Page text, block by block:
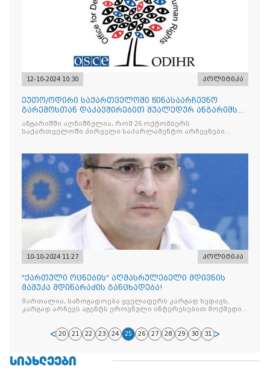
12-10-2024 10:30 პოლიტიკა
ეუთო/ოდირი საქართველოში წინასაარჩევნო
გარემოსთან დაკავშირებით შუალედურ ანგარიშს
აქვეყნებს
ანგარიშში აღნიშნულია, რომ 26 ოქტომბერს
საქართველოში პირველი საპარლამენტო არჩევნები
10-10-2024 11:27 პოლიტიკა
"ქართული ოცნების" აღმასრულებელი მდივნის
მამუკა მდინარაძის განცხადება!
მართალია, საზოგადოება ყველაფერს კარგად ხედავს,
კარგად არჩევს აგენტს ეროვნული ინტერესებით მოქმედი
20 21 22 23 24 25 26 27 28 29 30 31
ᲡᲘᲐᲮᲚᲔᲔᲑᲘ